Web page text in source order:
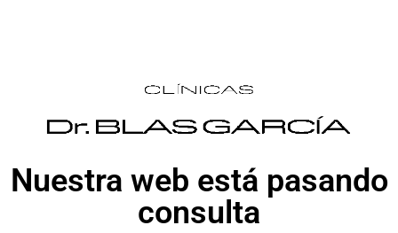
Nuestra web está pasando
consulta